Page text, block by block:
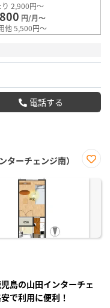
り 2,900円～
円/月～
他 5,500円～
電話する
ターチェンジ南）
に入
島の山田インターチェ
で利用に便利！